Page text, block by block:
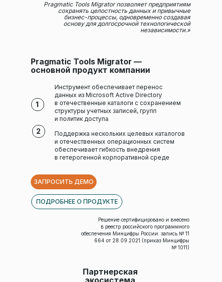
Pragmatic Tools Migrator —
основной продукт компании
Инструмент обеспечивает перенос
данных из Microsoft Active Directory
в отечественные каталоги с сохранением
структуры учетных записей, групп
и политик доступа
Решение сертифицировано и внесено
в реестр российского программного
обеспечения Минцифры России: запись № 11
664 от 28.09.2021 (приказ Минцифры
№ 1011)
Поддержка нескольких целевых каталогов
и отечественных операционных систем
обеспечивает гибкость внедрения
в гетерогенной корпоративной среде
1
2
ПОДРОБНЕЕ О ПРОДУКТЕ
Партнерская
экосистема
Pragmatic Tools Migrator позволяет предприятиям
сохранять целостность данных и привычные
бизнес-процессы, одновременно создавая
основу для долгосрочной технологической
независимости.»
ЗАПРОСИТЬ ДЕМО